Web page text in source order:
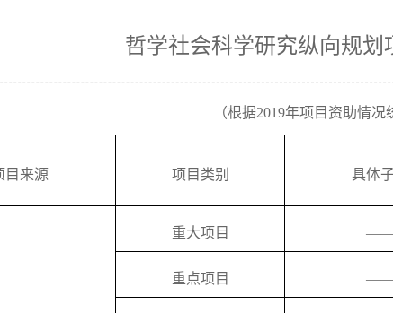
哲学社会科学研究纵向规划
（根据2019年项目资助情况
目来源 项目类别 具体
重大项目
重点项目